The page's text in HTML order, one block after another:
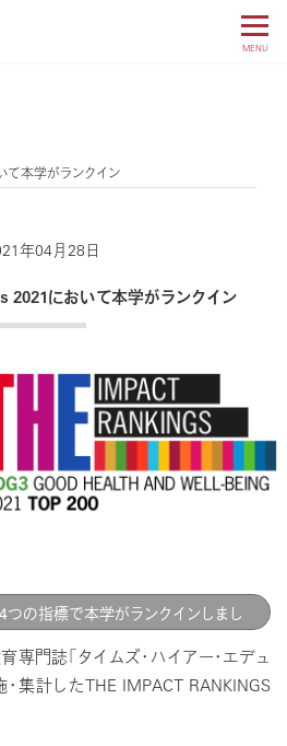
MENU
本学がランクイン
年04月28日
において本学がランクイン
4つの指標で本学がランクインしまし
専門誌「タイムズ・ハイアー・エデュ
・集計したTHE IMPACT RANKINGS